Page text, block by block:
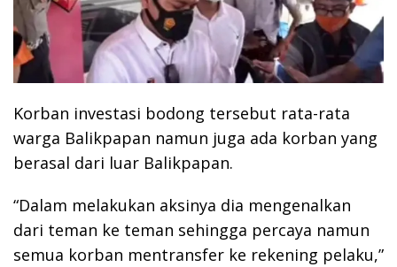
Korban investasi bodong tersebut rata-rata
warga Balikpapan namun juga ada korban yang
berasal dari luar Balikpapan.
“Dalam melakukan aksinya dia mengenalkan
dari teman ke teman sehingga percaya namun
semua korban mentransfer ke rekening pelaku,”